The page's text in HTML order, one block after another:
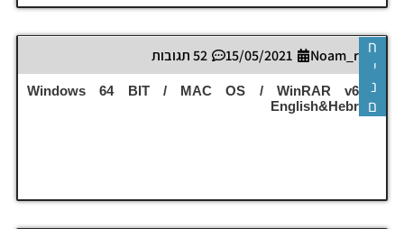
Noam_r
15/05/2021 52 תגובות
Windows 64 BIT / MAC OS / WinRAR v6.01
English&Hebrew
ח
י
נ
ם